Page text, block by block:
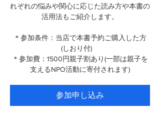
れぞれの悩みや関心に応じた読み方や本書の
活用法もご紹介します。
＊参加条件：当店で本書予約ご購入した方
(しおり付)
＊参加費：1500円親子割あり(一部は親子を
支えるNPO活動に寄付されます)
参加申し込み